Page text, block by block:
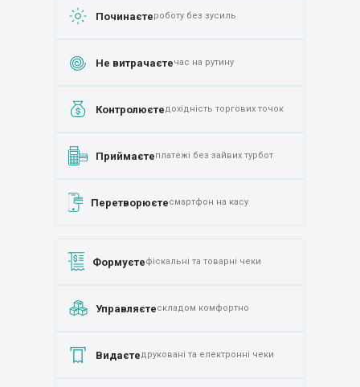
Починаєтероботу без зусиль
Не витрачаєтечас на рутину
Контролюєтедохідність торгових точок
Приймаєтеплатежі без зайвих турбот
Перетворюєтесмартфон на касу
Формуєтефіскальні та товарні чеки
Управляєтескладом комфортно
Видаєтедруковані та електронні чеки